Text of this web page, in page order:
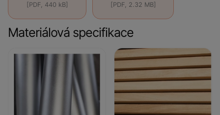
[PDF, 440 kB] [PDF, 2.32 MB]
Materiálová specifikace